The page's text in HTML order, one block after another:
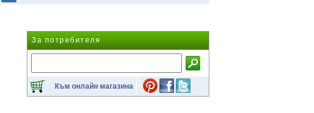
За потребителя
Към онлайн магазина